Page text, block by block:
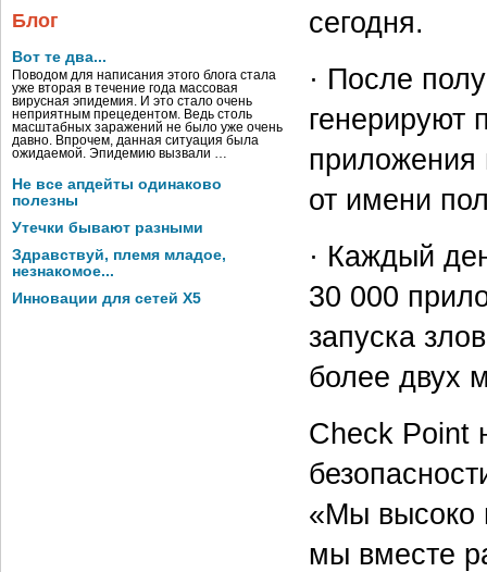
Блог
Вот те два...
Поводом для написания этого блога стала
уже вторая в течение года массовая
вирусная эпидемия. И это стало очень
неприятным прецедентом. Ведь столь
масштабных заражений не было уже очень
давно. Впрочем, данная ситуация была
ожидаемой. Эпидемию вызвали …
Не все апдейты одинаково
полезны
Утечки бывают разными
Здравствуй, племя младое,
незнакомое...
Инновации для сетей X5
сегодня.
· После
генерируют
приложения
от имени
· Каждый
30 000
запуска
более двух
Check Point
«Мы высоко
мы вместе